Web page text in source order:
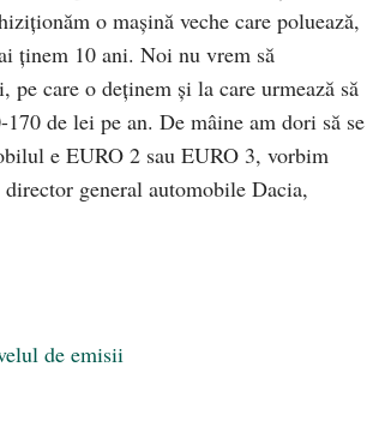
o mașină veche care poluează,
ținem 10 ani. Noi nu vrem să
care o deținem și la care urmează să
de lei pe an. De mâine am dori să se
e EURO 2 sau EURO 3, vorbim
general automobile Dacia,
de emisii